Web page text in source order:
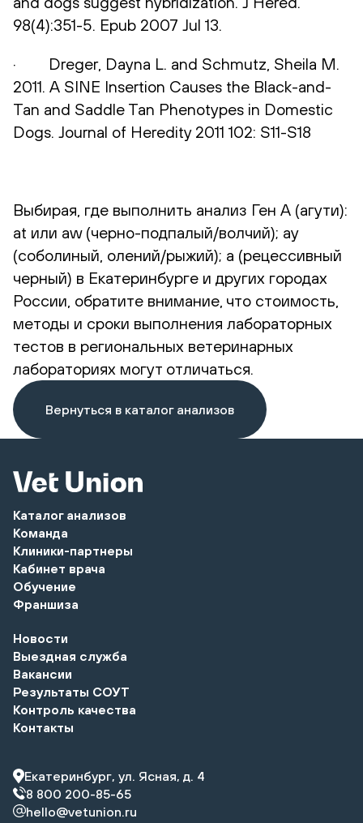
98(4):351-5. Epub 2007 Jul 13.
· Dreger, Dayna L. and Schmutz, Sheila M.
2011. A SINE Insertion Causes the Black-and-
Tan and Saddle Tan Phenotypes in Domestic
Dogs. Journal of Heredity 2011 102: S11-S18
Выбирая, где выполнить анализ Ген А (агути):
at или aw (черно-подпалый/волчий); ay
(соболиный, олений/рыжий); a (рецессивный
черный) в Екатеринбурге и других городах
России, обратите внимание, что стоимость,
методы и сроки выполнения лабораторных
тестов в региональных ветеринарных
лабораториях могут отличаться.
Вернуться в каталог анализов
Каталог анализов
Команда
Клиники-партнеры
Кабинет врача
Обучение
Франшиза
Новости
Выездная служба
Вакансии
Результаты СОУТ
Контроль качества
Контакты
Екатеринбург, ул. Ясная, д. 4
8 800 200-85-65
hello@vetunion.ru